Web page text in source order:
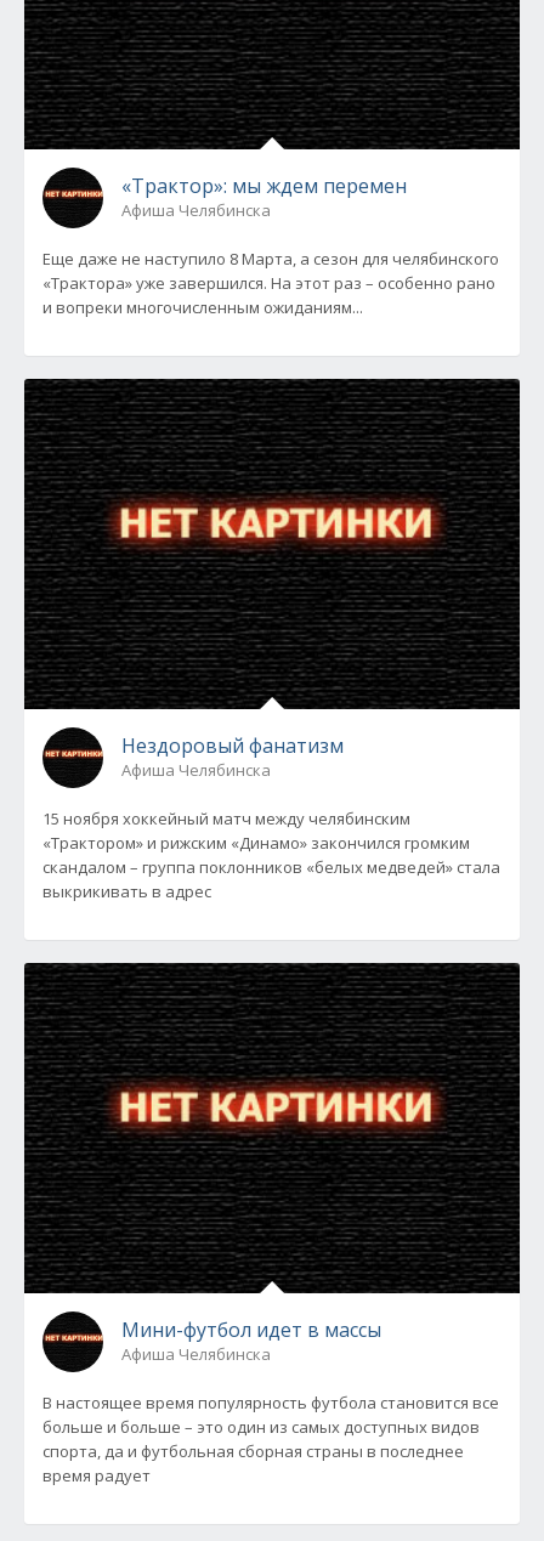
«Трактор»: мы ждем перемен
Афиша Челябинска
Еще даже не наступило 8 Марта, а сезон для челябинского
«Трактора» уже завершился. На этот раз – особенно рано
и вопреки многочисленным ожиданиям...
Нездоровый фанатизм
Афиша Челябинска
15 ноября хоккейный матч между челябинским
«Трактором» и рижским «Динамо» закончился громким
скандалом – группа поклонников «белых медведей» стала
выкрикивать в адрес
Мини-футбол идет в массы
Афиша Челябинска
В настоящее время популярность футбола становится все
больше и больше – это один из самых доступных видов
спорта, да и футбольная сборная страны в последнее
время радует